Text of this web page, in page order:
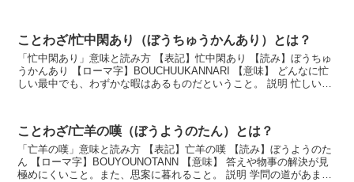
ことわざ/忙中閑あり（ぼうちゅうかんあり）とは？
「忙中閑あり」意味と読み方 【表記】忙中閑あり 【読み】ぼうちゅ
うかんあり 【ローマ字】BOUCHUUKANNARI 【意味】 どんなに忙
しい最中でも、わずかな暇はあるものだということ。 説明 忙しい中
ことわざ/亡羊の嘆（ぼうようのたん）とは？
「亡羊の嘆」意味と読み方 【表記】亡羊の嘆 【読み】ぼうようのた
ん 【ローマ字】BOUYOUNOTANN 【意味】 答えや物事の解決が見
極めにくいこと。また、思案に暮れること。 説明 学問の道があまり